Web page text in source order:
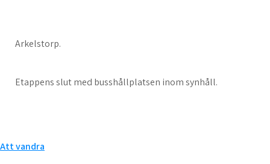
Arkelstorp.
Etappens slut med busshållplatsen inom synhåll.
Inläggsnavigering
Att vandra